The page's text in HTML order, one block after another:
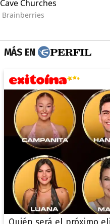
MÁS EN
Quién será el próximo